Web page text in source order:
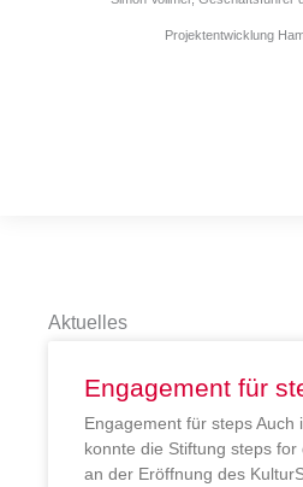
Projektentwicklung
Aktuelles
Engagement für
Engagement für steps Auch
konnte die Stiftung steps
an der Eröffnung des